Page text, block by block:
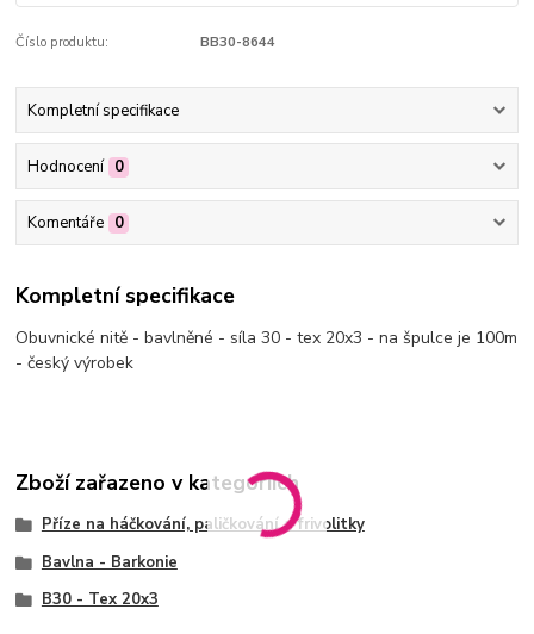
Číslo produktu: BB30-8644
Kompletní specifikace
Hodnocení 0
Komentáře 0
Kompletní specifikace
Obuvnické nitě - bavlněné - síla 30 - tex 20x3 - na špulce je 100m
- český výrobek
Zboží zařazeno v kategoriích
Příze na háčkování, paličkování a frivolitky
Bavlna - Barkonie
B30 - Tex 20x3